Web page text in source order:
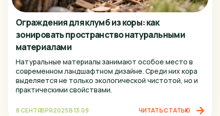
Ограждения для клумб из коры: как
зонировать пространство натуральными
материалами
Натуральные материалы занимают особое место в
современном ландшафтном дизайне. Среди них кора
выделяется не только экологической чистотой, но и
практическими свойствами.
8 СЕНТЯБРЯ 2025 В 13:09 ЧИТАТЬ СТАТЬЮ